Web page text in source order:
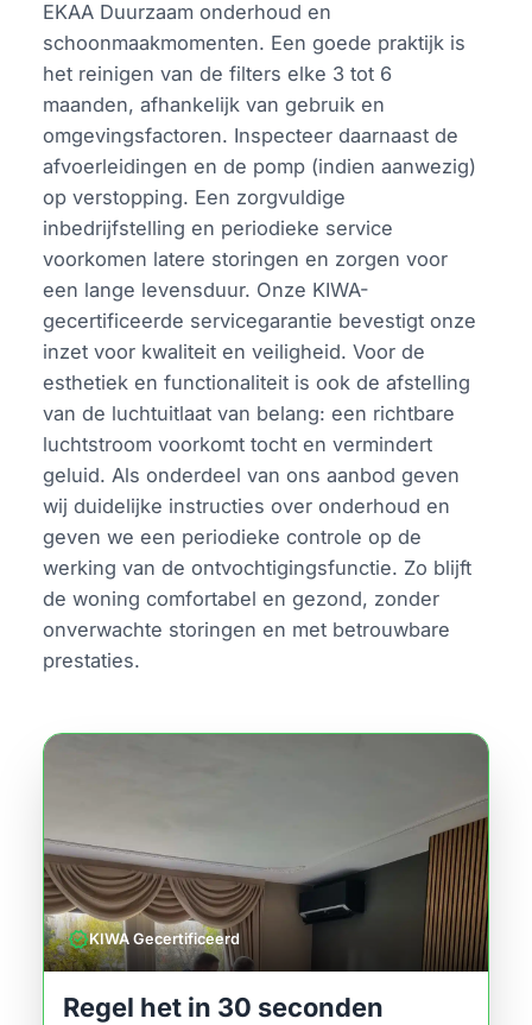
EKAA Duurzaam onderhoud en
schoonmaakmomenten. Een goede praktijk is
het reinigen van de filters elke 3 tot 6
maanden, afhankelijk van gebruik en
omgevingsfactoren. Inspecteer daarnaast de
afvoerleidingen en de pomp (indien aanwezig)
op verstopping. Een zorgvuldige
inbedrijfstelling en periodieke service
voorkomen latere storingen en zorgen voor
een lange levensduur. Onze KIWA-
gecertificeerde servicegarantie bevestigt onze
inzet voor kwaliteit en veiligheid. Voor de
esthetiek en functionaliteit is ook de afstelling
van de luchtuitlaat van belang: een richtbare
luchtstroom voorkomt tocht en vermindert
geluid. Als onderdeel van ons aanbod geven
wij duidelijke instructies over onderhoud en
geven we een periodieke controle op de
werking van de ontvochtigingsfunctie. Zo blijft
de woning comfortabel en gezond, zonder
onverwachte storingen en met betrouwbare
prestaties.
verifiedKIWA Gecertificeerd
Regel het in 30 seconden